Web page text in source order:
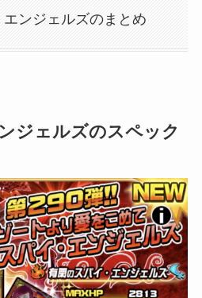
ンジェルズのまとめ
ジェルズのスペック